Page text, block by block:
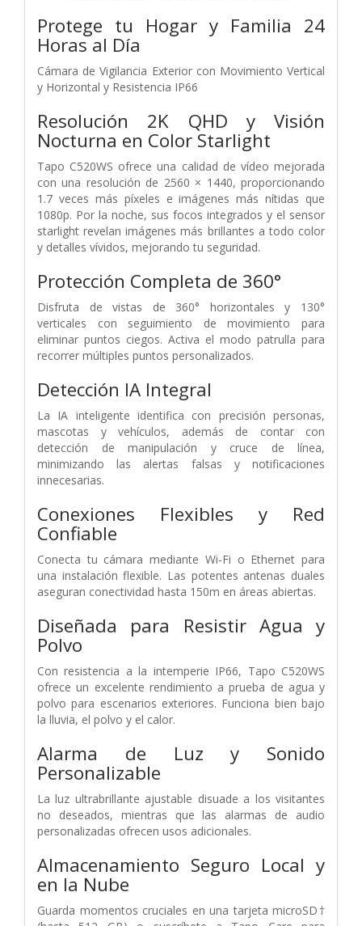
Protege tu Hogar y Familia 24
Horas al Día
Cámara de Vigilancia Exterior con Movimiento Vertical
y Horizontal y Resistencia IP66
Resolución 2K QHD y Visión
Nocturna en Color Starlight
Tapo C520WS ofrece una calidad de vídeo mejorada
con una resolución de 2560 × 1440, proporcionando
1.7 veces más píxeles e imágenes más nítidas que
1080p. Por la noche, sus focos integrados y el sensor
starlight revelan imágenes más brillantes a todo color
y detalles vívidos, mejorando tu seguridad.
Protección Completa de 360°
Disfruta de vistas de 360° horizontales y 130°
verticales con seguimiento de movimiento para
eliminar puntos ciegos. Activa el modo patrulla para
recorrer múltiples puntos personalizados.
Detección IA Integral
La IA inteligente identifica con precisión personas,
mascotas y vehículos, además de contar con
detección de manipulación y cruce de línea,
minimizando las alertas falsas y notificaciones
innecesarias.
Conexiones Flexibles y Red
Confiable
Conecta tu cámara mediante Wi-Fi o Ethernet para
una instalación flexible. Las potentes antenas duales
aseguran conectividad hasta 150m en áreas abiertas.
Diseñada para Resistir Agua y
Polvo
Con resistencia a la intemperie IP66, Tapo C520WS
ofrece un excelente rendimiento a prueba de agua y
polvo para escenarios exteriores. Funciona bien bajo
la lluvia, el polvo y el calor.
Alarma de Luz y Sonido
Personalizable
La luz ultrabrillante ajustable disuade a los visitantes
no deseados, mientras que las alarmas de audio
personalizadas ofrecen usos adicionales.
Almacenamiento Seguro Local y
en la Nube
Guarda momentos cruciales en una tarjeta microSD†